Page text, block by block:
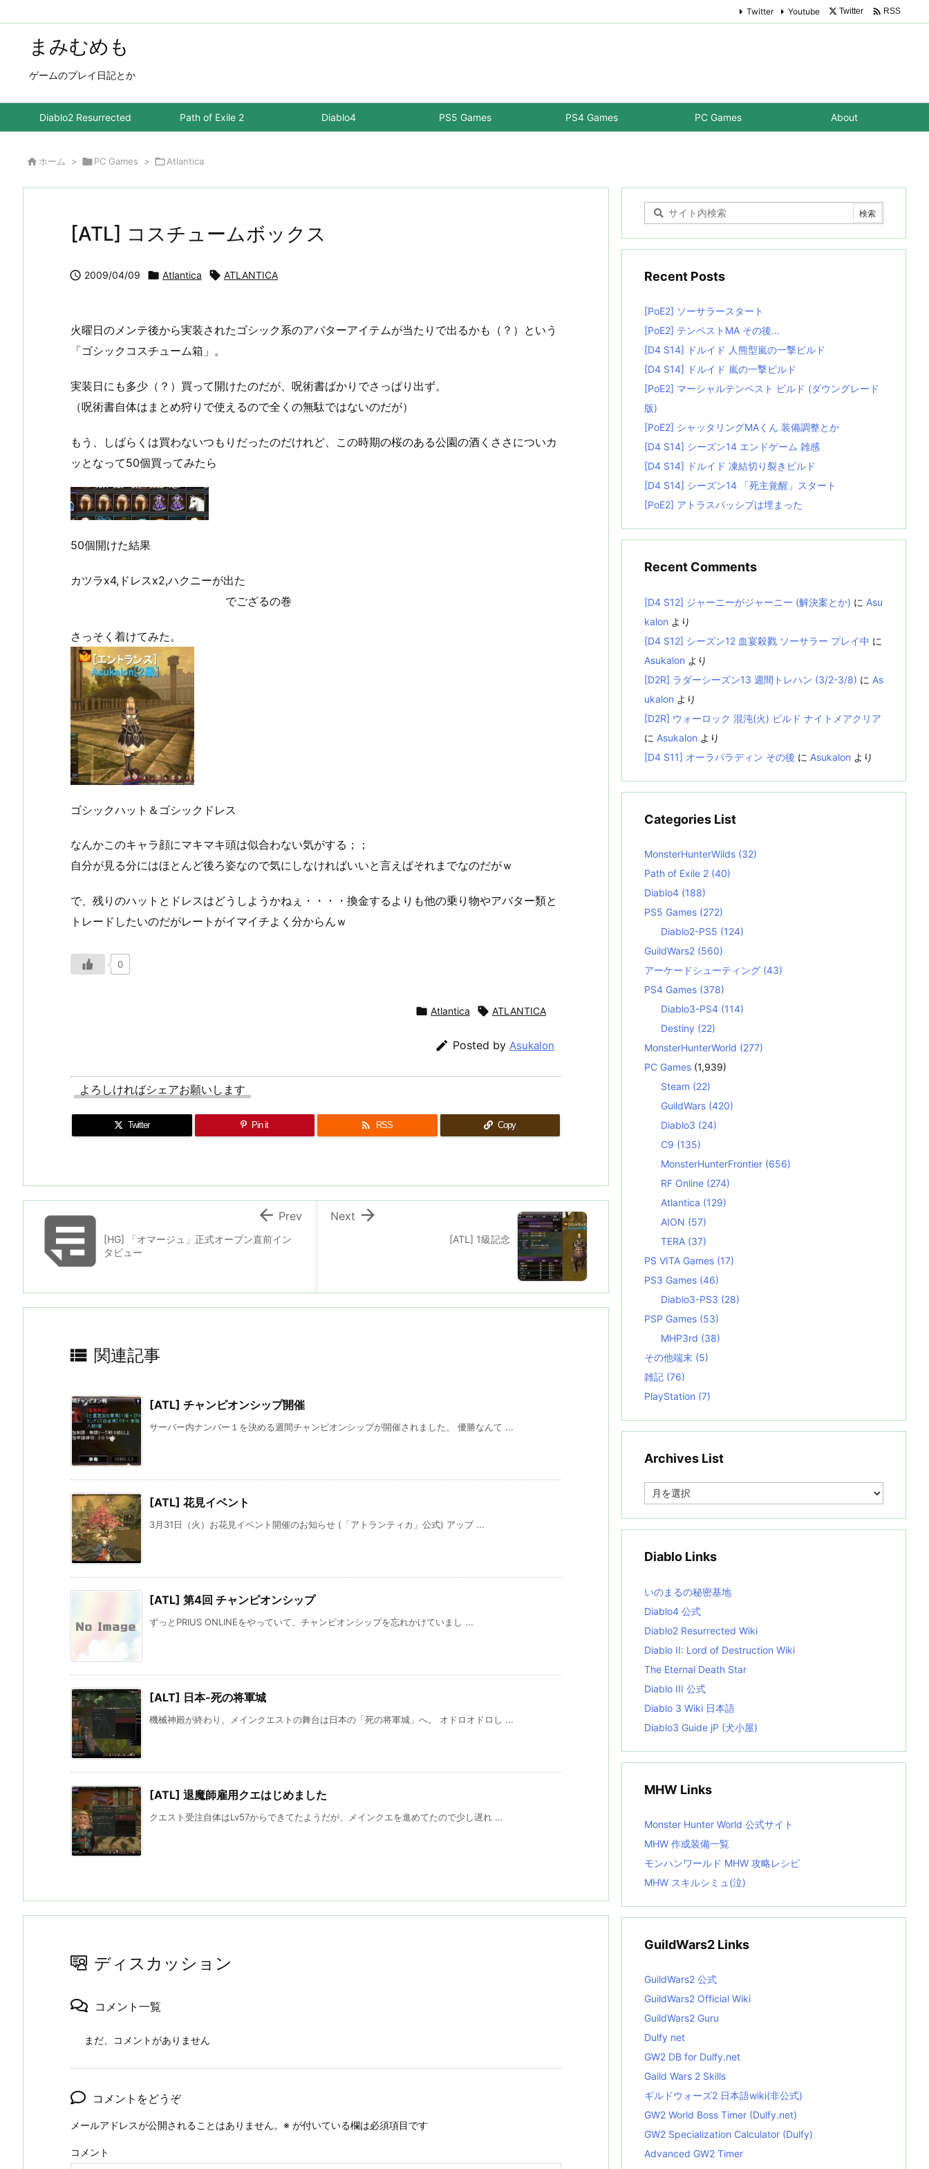
まみむめも
ゲームのプレイ日記とか
Diablo2 Resurrected Path of Exile 2 Diablo4 PS5 Games PS4 Games PC Games About
Twitter Youtube Twitter  RSS
 ホーム > PC Games > Atlantica
[ATL] コスチュームボックス
 2009/04/09  Atlantica  ATLANTICA
火曜日のメンテ後から実装されたゴシック系のアバターアイテムが当たりで出るかも（？）という
「ゴシックコスチューム箱」。
実装日にも多少（？）買って開けたのだが、呪術書ばかりでさっぱり出ず。
（呪術書自体はまとめ狩りで使えるので全くの無駄ではないのだが）
もう、しばらくは買わないつもりだったのだけれど、この時期の桜のある公園の酒くささについカ
ッとなって50個買ってみたら
50個開けた結果
カツラx4,ドレスx2,ハクニーが出た
でござるの巻
さっそく着けてみた。
ゴシックハット＆ゴシックドレス
なんかこのキャラ顔にマキマキ頭は似合わない気がする；；
自分が見る分にはほとんど後ろ姿なので気にしなければいいと言えばそれまでなのだがｗ
で、残りのハットとドレスはどうしようかねぇ・・・・換金するよりも他の乗り物やアバター類と
トレードしたいのだがレートがイマイチよく分からんｗ
0
 Atlantica  ATLANTICA
 Posted by Asukalon
よろしければシェアお願いします
Twitter Pin it  RSS Copy
[ATL] 1級記念

Next
[HG] 「オマージュ」正式オープン直前イン
タビュー
 Prev
 関連記事
[ATL] チャンピオンシップ開催
サーバー内ナンバー１を決める週間チャンピオンシップが開催されました。 優勝なんて ...
[ATL] 花見イベント
3月31日（火）お花見イベント開催のお知らせ (「アトランティカ」公式) アップ ...
[ATL] 第4回 チャンピオンシップ
ずっとPRIUS ONLINEをやっていて、チャンピオンシップを忘れかけていまし ...
[ALT] 日本-死の将軍城
機械神殿が終わり、メインクエストの舞台は日本の「死の将軍城」へ。 オドロオドロし ...
[ATL] 退魔師雇用クエはじめました
クエスト受注自体はLv57からできてたようだが、メインクエを進めてたので少し遅れ ...
ディスカッション
コメント一覧
まだ、コメントがありません
コメントをどうぞ
メールアドレスが公開されることはありません。 ※ が付いている欄は必須項目です
コメント
Recent Posts
[PoE2] ソーサラースタート
[PoE2] テンペストMA その後…
[D4 S14] ドルイド 人熊型嵐の一撃ビルド
[D4 S14] ドルイド 嵐の一撃ビルド
[PoE2] マーシャルテンペスト ビルド (ダウングレード
版)
[PoE2] シャッタリングMAくん 装備調整とか
[D4 S14] シーズン14 エンドゲーム 雑感
[D4 S14] ドルイド 凍結切り裂きビルド
[D4 S14] シーズン14 「死主覚醒」スタート
[PoE2] アトラスパッシブは埋まった
Recent Comments
[D4 S12] ジャーニーがジャーニー (解決案とか) に Asu
kalon より
[D4 S12] シーズン12 血宴殺戮 ソーサラー プレイ中 に
Asukalon より
[D2R] ラダーシーズン13 週間トレハン (3/2-3/8) に As
ukalon より
[D2R] ウォーロック 混沌(火) ビルド ナイトメアクリア
に Asukalon より
[D4 S11] オーラパラディン その後 に Asukalon より
Categories List
MonsterHunterWilds (32)
Path of Exile 2 (40)
Diablo4 (188)
PS5 Games (272)
Diablo2-PS5 (124)
GuildWars2 (560)
アーケードシューティング (43)
PS4 Games (378)
Diablo3-PS4 (114)
Destiny (22)
MonsterHunterWorld (277)
PC Games (1,939)
Steam (22)
GuildWars (420)
Diablo3 (24)
C9 (135)
MonsterHunterFrontier (656)
RF Online (274)
Atlantica (129)
AION (57)
TERA (37)
PS VITA Games (17)
PS3 Games (46)
Diablo3-PS3 (28)
PSP Games (53)
MHP3rd (38)
その他端末 (5)
雑記 (76)
PlayStation (7)
Archives List
e
i
s
t
Diablo Links
いのまるの秘密基地
Diablo4 公式
Diablo2 Resurrected Wiki
Diablo II: Lord of Destruction Wiki
The Eternal Death Star
Diablo III 公式
Diablo 3 Wiki 日本語
Diablo3 Guide jP (犬小屋)
MHW Links
Monster Hunter World 公式サイト
MHW 作成装備一覧
モンハンワールド MHW 攻略レシピ
MHW スキルシミュ(泣)
GuildWars2 Links
GuildWars2 公式
GuildWars2 Official Wiki
GuildWars2 Guru
Dulfy net
GW2 DB for Dulfy.net
Gaild Wars 2 Skills
ギルドウォーズ2 日本語wiki(非公式)
GW2 World Boss Timer (Dulfy.net)
GW2 Specialization Calculator (Dulfy)
Advanced GW2 Timer